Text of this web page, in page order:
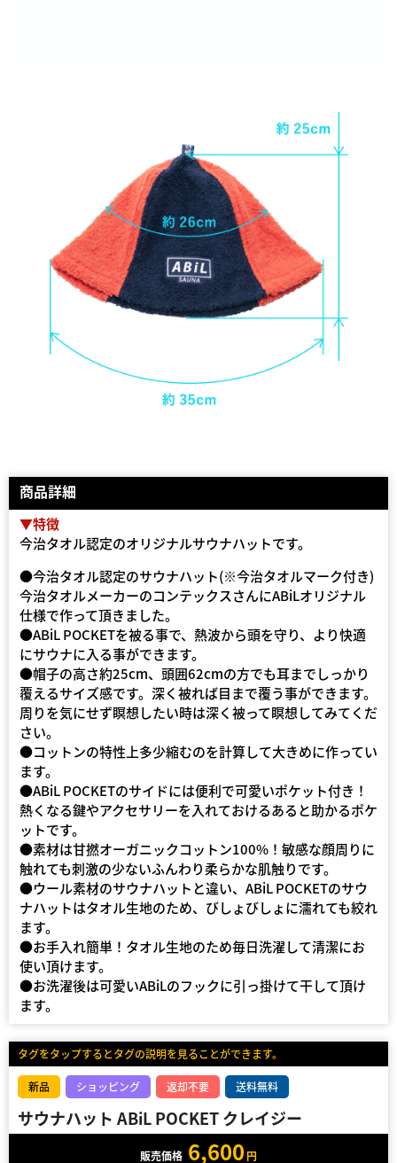
商品詳細
▼特徴
今治タオル認定のオリジナルサウナハットです。
●今治タオル認定のサウナハット(※今治タオルマーク付き)
今治タオルメーカーのコンテックスさんにABiLオリジナル
仕様で作って頂きました。
●ABiL POCKETを被る事で、熱波から頭を守り、より快適
にサウナに入る事ができます。
●帽子の高さ約25cm、頭囲62cmの方でも耳までしっかり
覆えるサイズ感です。深く被れば目まで覆う事ができます。
周りを気にせず瞑想したい時は深く被って瞑想してみてくだ
さい。
●コットンの特性上多少縮むのを計算して大きめに作ってい
ます。
●ABiL POCKETのサイドには便利で可愛いポケット付き！
熱くなる鍵やアクセサリーを入れておけるあると助かるポケ
ットです。
●素材は甘撚オーガニックコットン100%！敏感な顔周りに
触れても刺激の少ないふんわり柔らかな肌触りです。
●ウール素材のサウナハットと違い、ABiL POCKETのサウ
ナハットはタオル生地のため、びしょびしょに濡れても絞れ
ます。
●お手入れ簡単！タオル生地のため毎日洗濯して清潔にお
使い頂けます。
●お洗濯後は可愛いABiLのフックに引っ掛けて干して頂け
ます。
タグをタップするとタグの説明を見ることができます。
新品 ショッピング 返却不要 送料無料
サウナハット ABiL POCKET クレイジー
販売価格 6,600 円